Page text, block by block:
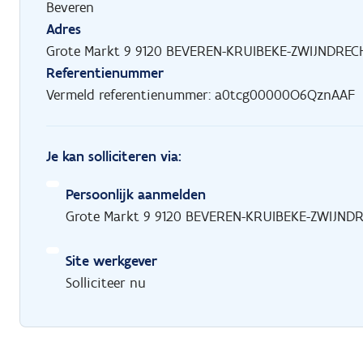
Beveren
Adres
Grote Markt 9 9120 BEVEREN-KRUIBEKE-
Referentienummer
Vermeld referentienummer: a0tcg00000O6QznAAF
Je kan solliciteren via:
Persoonlijk aanmelden
Grote Markt 9 9120 BEVEREN-KRUIBEKE-
Site werkgever
Solliciteer nu